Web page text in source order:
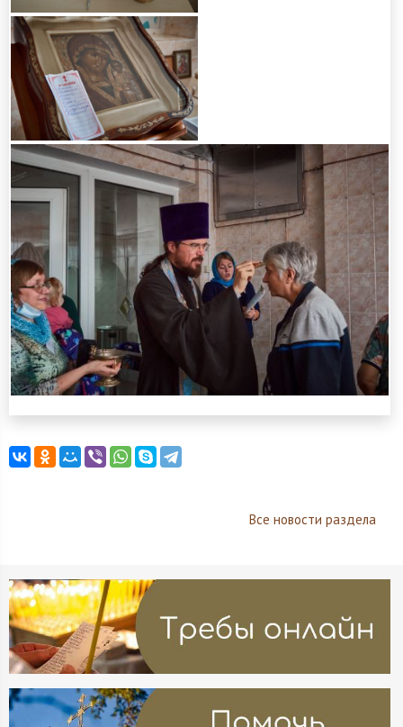
Все новости раздела